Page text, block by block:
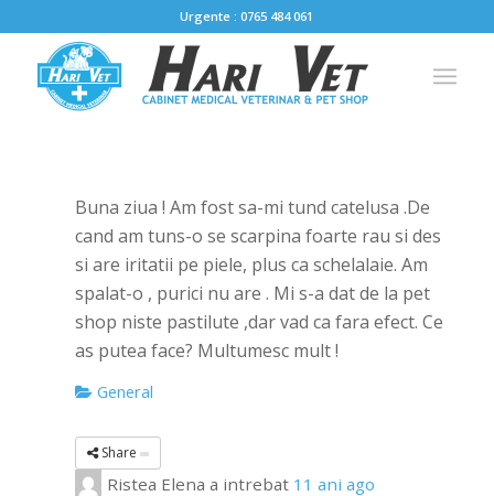
Urgente : 0765 484 061
Buna ziua ! Am fost sa-mi tund catelusa .De
cand am tuns-o se scarpina foarte rau si des
si are iritatii pe piele, plus ca schelalaie. Am
spalat-o , purici nu are . Mi s-a dat de la pet
shop niste pastilute ,dar vad ca fara efect. Ce
as putea face? Multumesc mult !
General
Share
Ristea Elena a intrebat 11 ani ago